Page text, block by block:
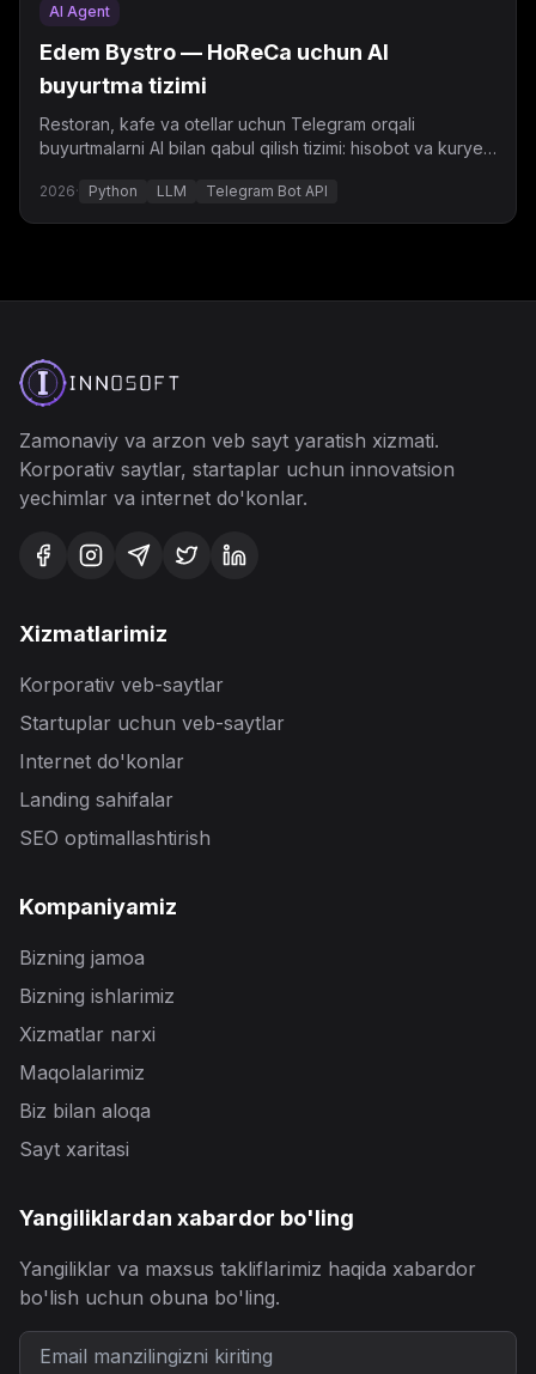
AI Agent
Edem Bystro — HoReCa uchun AI
buyurtma tizimi
Restoran, kafe va otellar uchun Telegram orqali
buyurtmalarni AI bilan qabul qilish tizimi: hisobot va kuryer
2026· Python LLM Telegram Bot API
Zamonaviy va arzon veb sayt yaratish xizmati.
Korporativ saytlar, startaplar uchun innovatsion
yechimlar va internet do'konlar.
Xizmatlarimiz
Korporativ veb-saytlar
Startuplar uchun veb-saytlar
Internet do'konlar
Landing sahifalar
SEO optimallashtirish
Kompaniyamiz
Bizning jamoa
Bizning ishlarimiz
Xizmatlar narxi
Maqolalarimiz
Biz bilan aloqa
Sayt xaritasi
Yangiliklardan xabardor bo'ling
Yangiliklar va maxsus takliflarimiz haqida xabardor
bo'lish uchun obuna bo'ling.